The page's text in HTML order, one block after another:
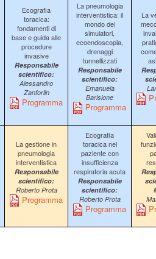
Ecografia
toracica:
fondamenti di
base e guida alle
procedure
invasive
Responsabile
scientifico:
Alessandro
Zanforlin
Programma
La pneumologia
interventistica: il
mondo dei
simulatori,
ecoendoscopia,
drenaggi
tunnellizzati
Responsabile
scientifico:
Emanuela
Barisione
Programma
La
La gestione in
pneumologia
interventistica
Responsabile
scientifico:
Roberto Prota
Programma
Ecografia
toracica nel
paziente con
insufficienza
respiratoria acuta
Responsabile
scientifico:
Roberto Prota
Programma